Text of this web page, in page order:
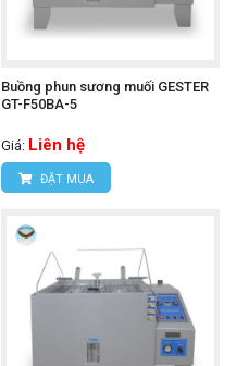
Buồng phun sương muối GESTER
GT-F50BA-5
Giá: Liên hệ
ĐẶT MUA